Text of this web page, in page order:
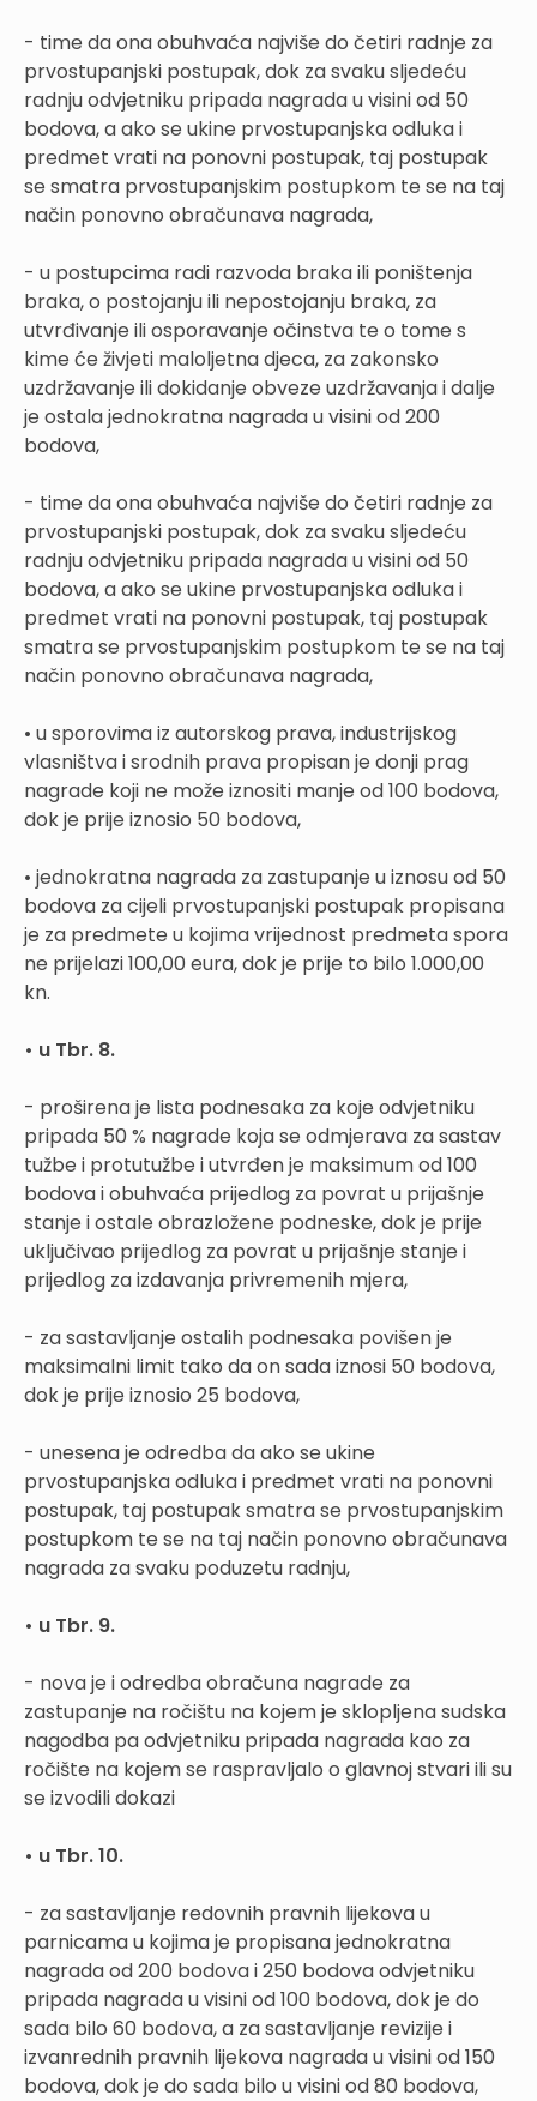
- time da ona obuhvaća najviše do četiri radnje za
prvostupanjski postupak, dok za svaku sljedeću
radnju odvjetniku pripada nagrada u visini od 50
bodova, a ako se ukine prvostupanjska odluka i
predmet vrati na ponovni postupak, taj postupak
se smatra prvostupanjskim postupkom te se na taj
način ponovno obračunava nagrada,
- u postupcima radi razvoda braka ili poništenja
braka, o postojanju ili nepostojanju braka, za
utvrđivanje ili osporavanje očinstva te o tome s
kime će živjeti maloljetna djeca, za zakonsko
uzdržavanje ili dokidanje obveze uzdržavanja i dalje
je ostala jednokratna nagrada u visini od 200
bodova,
- time da ona obuhvaća najviše do četiri radnje za
prvostupanjski postupak, dok za svaku sljedeću
radnju odvjetniku pripada nagrada u visini od 50
bodova, a ako se ukine prvostupanjska odluka i
predmet vrati na ponovni postupak, taj postupak
smatra se prvostupanjskim postupkom te se na taj
način ponovno obračunava nagrada,
• u sporovima iz autorskog prava, industrijskog
vlasništva i srodnih prava propisan je donji prag
nagrade koji ne može iznositi manje od 100 bodova,
dok je prije iznosio 50 bodova,
• jednokratna nagrada za zastupanje u iznosu od 50
bodova za cijeli prvostupanjski postupak propisana
je za predmete u kojima vrijednost predmeta spora
ne prijelazi 100,00 eura, dok je prije to bilo 1.000,00
kn.
• u Tbr. 8.
- proširena je lista podnesaka za koje odvjetniku
pripada 50 % nagrade koja se odmjerava za sastav
tužbe i protutužbe i utvrđen je maksimum od 100
bodova i obuhvaća prijedlog za povrat u prijašnje
stanje i ostale obrazložene podneske, dok je prije
uključivao prijedlog za povrat u prijašnje stanje i
prijedlog za izdavanja privremenih mjera,
- za sastavljanje ostalih podnesaka povišen je
maksimalni limit tako da on sada iznosi 50 bodova,
dok je prije iznosio 25 bodova,
- unesena je odredba da ako se ukine
prvostupanjska odluka i predmet vrati na ponovni
postupak, taj postupak smatra se prvostupanjskim
postupkom te se na taj način ponovno obračunava
nagrada za svaku poduzetu radnju,
• u Tbr. 9.
- nova je i odredba obračuna nagrade za
zastupanje na ročištu na kojem je sklopljena sudska
nagodba pa odvjetniku pripada nagrada kao za
ročište na kojem se raspravljalo o glavnoj stvari ili su
se izvodili dokazi
• u Tbr. 10.
- za sastavljanje redovnih pravnih lijekova u
parnicama u kojima je propisana jednokratna
nagrada od 200 bodova i 250 bodova odvjetniku
pripada nagrada u visini od 100 bodova, dok je do
sada bilo 60 bodova, a za sastavljanje revizije i
izvanrednih pravnih lijekova nagrada u visini od 150
bodova, dok je do sada bilo u visini od 80 bodova,